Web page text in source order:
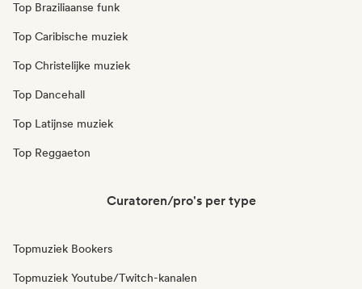
Top Braziliaanse funk
Top Caribische muziek
Top Christelijke muziek
Top Dancehall
Top Latijnse muziek
Top Reggaeton
Curatoren/pro's per type
Topmuziek Bookers
Topmuziek Youtube/Twitch-kanalen